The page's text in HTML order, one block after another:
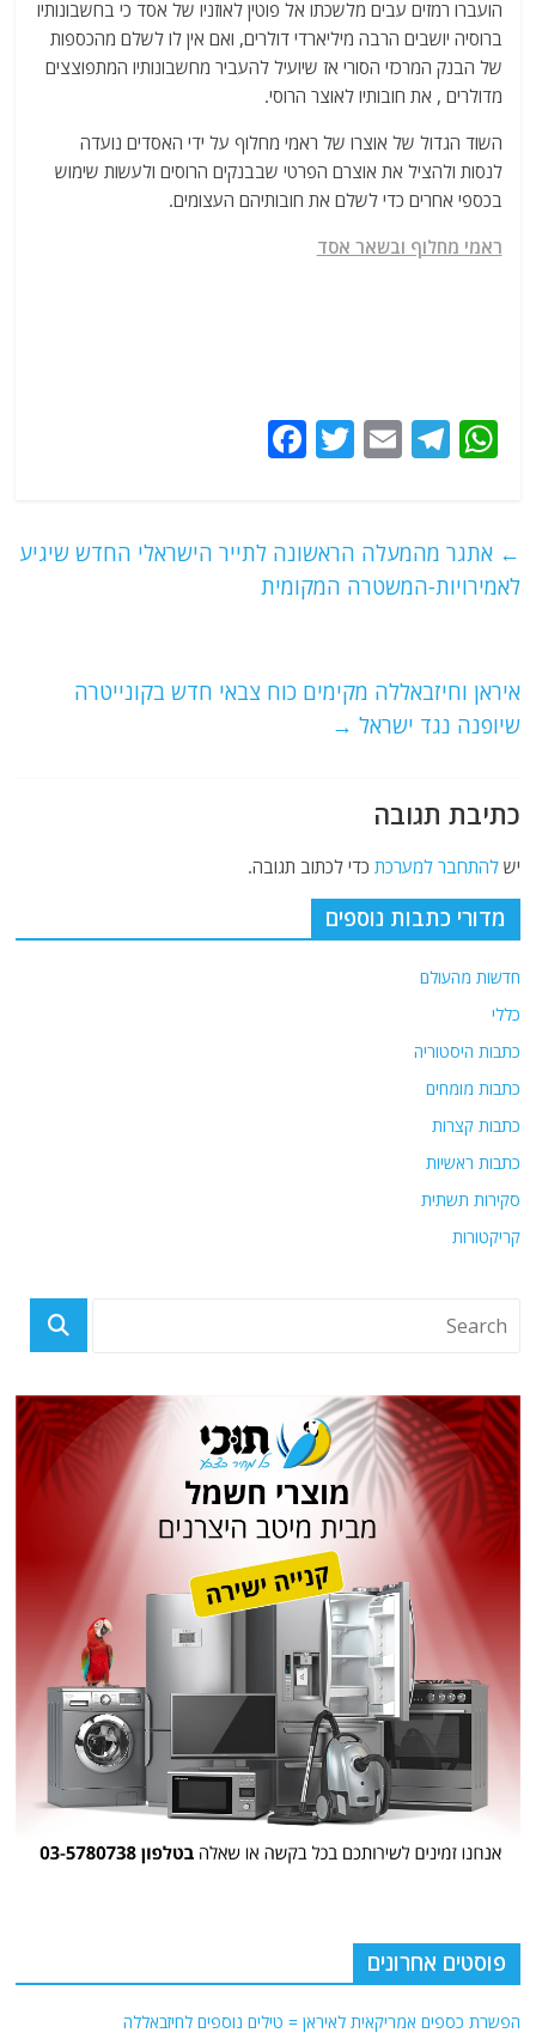
הועברו רמזים עבים מלשכתו אל פוטין לאוזניו של אסד כי בחשבונותיו
ברוסיה יושבים הרבה מיליארדי דולרים, ואם אין לו לשלם מהכספות
של הבנק המרכזי הסורי אז שיועיל להעביר מחשבונותיו המתפוצצים
מדולרים , את חובותיו לאוצר הרוסי.
השוד הגדול של אוצרו של ראמי מחלוף על ידי האסדים נועדה
לנסות ולהציל את אוצרם הפרטי שבבנקים הרוסים ולעשות שימוש
בכספי אחרים כדי לשלם את חובותיהם העצומים.
ראמי מחלוף ובשאר אסד
W
s
A
T
g
ra
E
l
T
er
e
b
k
← אתגר מהמעלה הראשונה לתייר הישראלי החדש שיגיע
לאמירויות-המשטרה המקומית
איראן וחיזבאללה מקימים כוח צבאי חדש בקונייטרה
שיופנה נגד ישראל →
כתיבת תגובה
ישלהתחבר למערכת כדי לכתוב תגובה.
מדורי כתבות נוספים
חדשות מהעולם
כללי
כתבות היסטוריה
כתבות מומחים
כתבות קצרות
כתבות ראשיות
סקירות תשתית
קריקטורות
פוסטים אחרונים
הפשרת כספים אמריקאית לאיראן = טילים נוספים לחיזבאללה